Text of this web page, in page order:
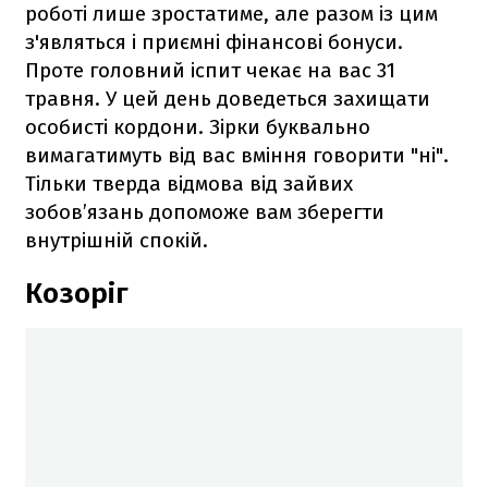
роботі лише зростатиме, але разом із цим
з'являться і приємні фінансові бонуси.
Проте головний іспит чекає на вас 31
травня. У цей день доведеться захищати
особисті кордони. Зірки буквально
вимагатимуть від вас вміння говорити "ні".
Тільки тверда відмова від зайвих
зобов’язань допоможе вам зберегти
внутрішній спокій.
Козоріг